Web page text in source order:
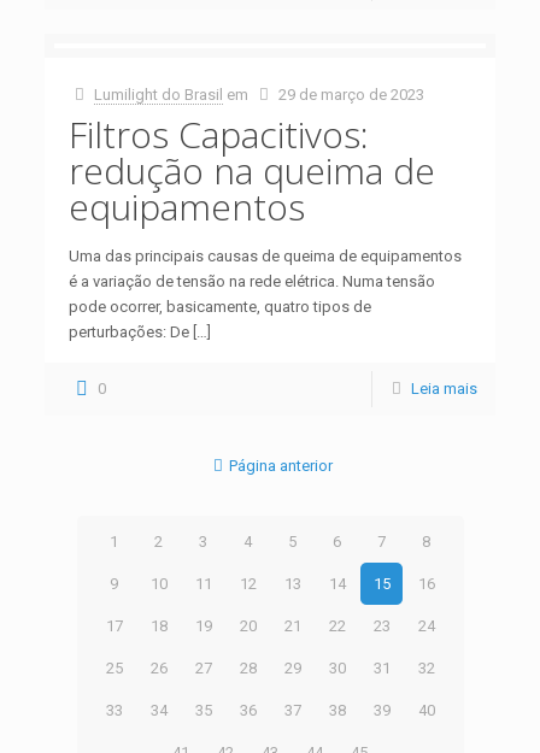
Lumilight do Brasil em 29 de março de 2023
Filtros Capacitivos:
redução na queima de
equipamentos
Uma das principais causas de queima de equipamentos
é a variação de tensão na rede elétrica. Numa tensão
pode ocorrer, basicamente, quatro tipos de
perturbações: De […]
0 Leia mais
Página anterior
1 2 3 4 5 6 7 8
9 10 11 12 13 14 15 16
17 18 19 20 21 22 23 24
25 26 27 28 29 30 31 32
33 34 35 36 37 38 39 40